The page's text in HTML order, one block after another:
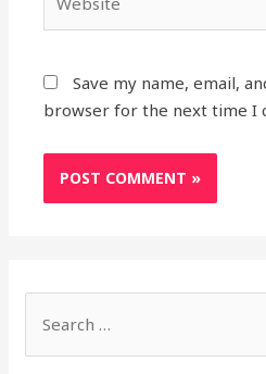
Save my name, email,
browser for the next time I
e